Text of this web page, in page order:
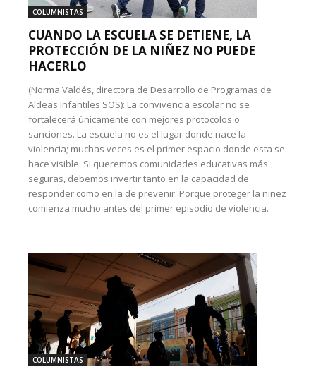
COLUMNISTAS
CUANDO LA ESCUELA SE DETIENE, LA
PROTECCIÓN DE LA NIÑEZ NO PUEDE
HACERLO
(Norma Valdés, directora de Desarrollo de Programas de
Aldeas Infantiles SOS): La convivencia escolar no se
fortalecerá únicamente con mejores protocolos o
sanciones. La escuela no es el lugar donde nace la
violencia; muchas veces es el primer espacio donde esta se
hace visible. Si queremos comunidades educativas más
seguras, debemos invertir tanto en la capacidad de
responder como en la de prevenir. Porque proteger la niñez
comienza mucho antes del primer episodio de violencia.
COLUMNISTAS